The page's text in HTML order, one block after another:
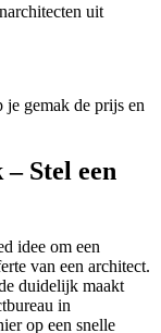
uit
gemak de prijs en
Stel een
idee om een
van een architect.
duidelijk maakt
in
op een snelle